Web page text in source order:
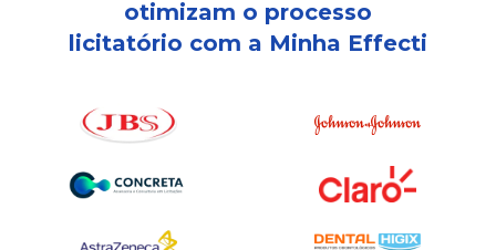
otimizam o processo
licitatório com a Minha Effecti